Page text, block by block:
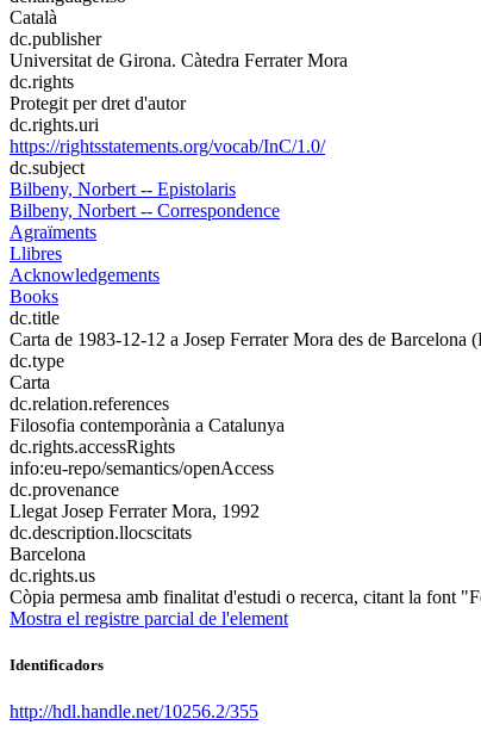
Català
dc.publisher
Universitat de Girona. Càtedra Ferrater Mora
dc.rights
Protegit per dret d'autor
dc.rights.uri
https://rightsstatements.org/vocab/InC/1.0/
dc.subject
Bilbeny, Norbert -- Epistolaris
Bilbeny, Norbert -- Correspondence
Agraïments
Llibres
Acknowledgements
Books
dc.title
Carta de 1983-12-12 a Josep Ferrater Mora des de Barcelona
dc.type
Carta
dc.relation.references
Filosofia contemporània a Catalunya
dc.rights.accessRights
info:eu-repo/semantics/openAccess
dc.provenance
Llegat Josep Ferrater Mora, 1992
dc.description.llocscitats
Barcelona
dc.rights.us
Còpia permesa amb finalitat d'estudi o recerca, citant la font
Mostra el registre parcial de l'element
Identificadors
http://hdl.handle.net/10256.2/355